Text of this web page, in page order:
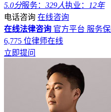
5.0分服务： 329人执业：
12年
电话咨询 在线咨询
在线法律咨询 官方平台 服务
6,775 位律师在线
立即提问